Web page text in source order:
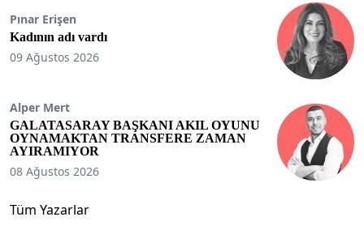
Pınar Erişen
Kadının adı vardı
09 Ağustos 2026
Alper Mert
GALATASARAY BAŞKANI AKIL OYUNU
OYNAMAKTAN TRANSFERE ZAMAN
AYIRAMIYOR
08 Ağustos 2026
Tüm Yazarlar